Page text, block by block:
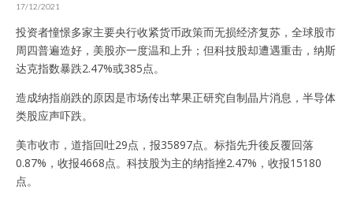
17/12/2021
投资者憧憬多家主要央行收紧货币政策而无损经济复苏，全球股市
周四普遍造好，美股亦一度温和上升；但科技股却遭遇重击，纳斯
达克指数暴跌2.47%或385点。
造成纳指崩跌的原因是市场传出苹果正研究自制晶片消息，半导体
类股应声吓跌。
美市收市，道指回吐29点，报35897点。标指先升後反覆回落
0.87%，收报4668点。科技股为主的纳指挫2.47%，收报15180
点。